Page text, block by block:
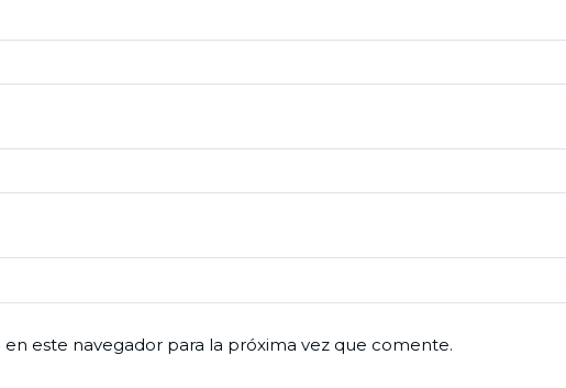
este navegador para la próxima vez que comente.